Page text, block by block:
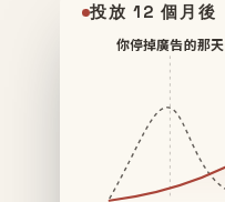
投放 12 個月後
你停掉廣告的那天